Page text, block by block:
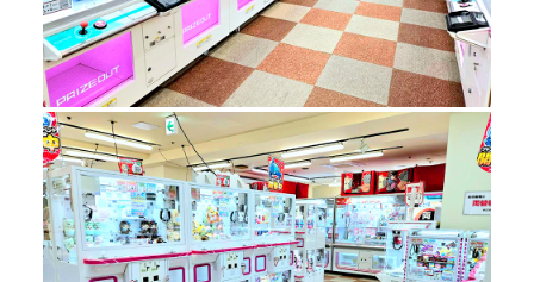
8/14～
映画ちいかわ 人魚の島のひみつ 討伐マス
コット～映画ver.～
8/18～
クレヨンしんちゃん のっかるぬいぐるみ
～ぶりぶりざえもん～
8/18～
ポケットモンスター つれてってぬいぐる
み～ミジュマル・ヒバニー・ニャオハ～
8/18～
ポケットモンスター ぬいぐるみ～ピッ
ピ・ルナトーン・ラビフット～